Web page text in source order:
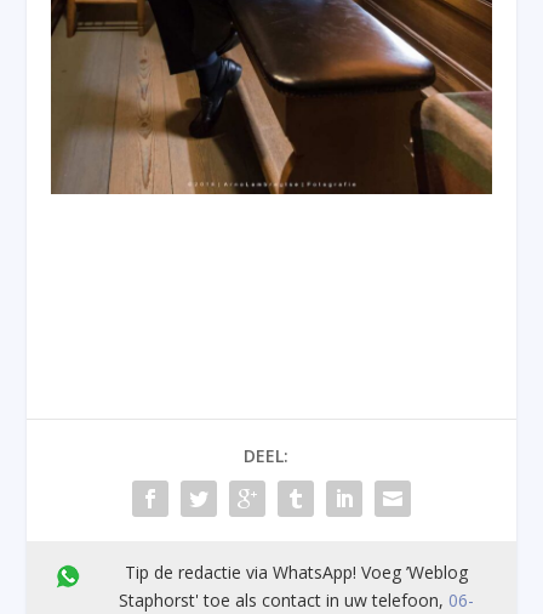
DEEL:
Tip de redactie via WhatsApp! Voeg ’Weblog
Staphorst' toe als contact in uw telefoon, 06-